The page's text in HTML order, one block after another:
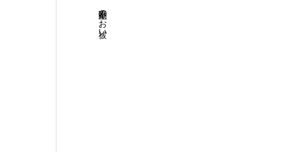
不動産のお祓い